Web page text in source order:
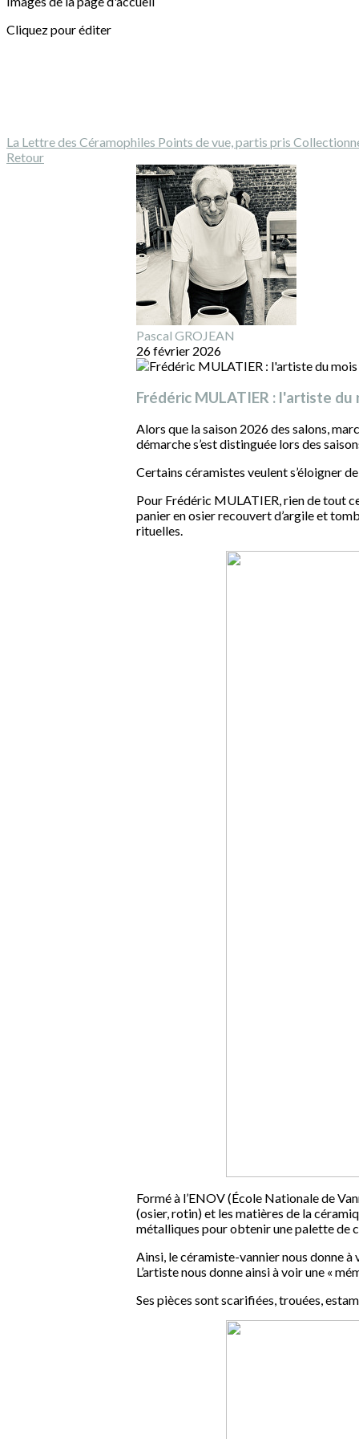
Cliquez pour éditer
La Lettre des Céramophiles Points de vue, partis pris
Retour
Pascal GROJEAN
26 février 2026
Frédéric MULATIER : l'artiste
Alors que la saison 2026 des salons,
démarche s’est distinguée lors des
Certains céramistes veulent s’éloigner
Pour Frédéric MULATIER, rien de tout
panier en osier recouvert d’argile et
rituelles.
Formé à l’ENOV (École Nationale de
(osier, rotin) et les matières de la
métalliques pour obtenir une palette de
Ainsi, le céramiste-vannier nous donne à
L’artiste nous donne ainsi à voir une «
Ses pièces sont scarifiées, trouées,